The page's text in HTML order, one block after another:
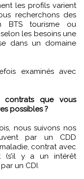
les profils varient
recherchons des
BTS tourisme ou
les besoins une
dans un domaine
examinés avec
contrats que vous
possibles ?
nous suivons nos
par un CDD
contrat avec
(s’il y a un intérêt
un CDI.